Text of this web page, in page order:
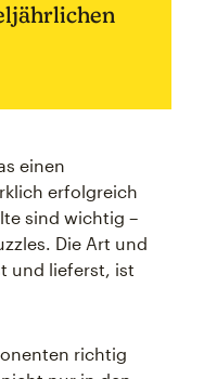
einen
erfolgreich
sind wichtig –
Die Art und
und lieferst, ist
richtig